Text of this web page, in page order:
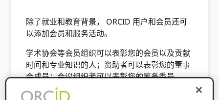
除了就业和教育背景， ORCID 用户和会员还可
以添加会员和服务活动。
学术协会等会员组织可以表彰您的会员以及贡献
时间和专业知识的人；资助者可以表彰您的董事
会成员；会议组织者可以表彰您的筹备委员
会。